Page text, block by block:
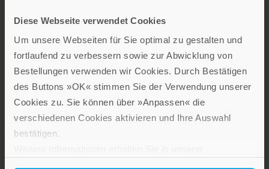
Diese Webseite verwendet Cookies
Um unsere Webseiten für Sie optimal zu gestalten und
fortlaufend zu verbessern sowie zur Abwicklung von
Bestellungen verwenden wir Cookies. Durch Bestätigen
des Buttons »OK« stimmen Sie der Verwendung unserer
Cookies zu. Sie können über »Anpassen« die
verschiedenen Cookies aktivieren und Ihre Auswahl
bestätigen.
Ratgeber zu gesellschaftlich relevanten Themen aus den
Bereichen Psychologie und Lebensgestaltung, Religion und
Patmos Verlag